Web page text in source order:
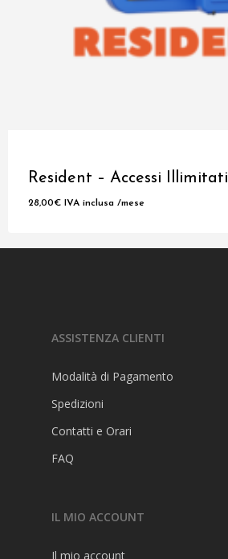
Resident – Accessi Illimitati
28,00€ IVA inclusa /mese
ASSISTENZA CLIENTI
Modalità di Pagamento
Spedizioni
Contatti e Orari
FAQ
IL MIO ACCOUNT
Il mio account